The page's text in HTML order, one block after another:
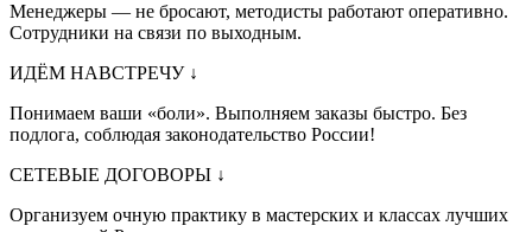
Менеджеры — не бросают, методисты работают оперативно.
Сотрудники на связи по выходным.
ИДЁМ НАВСТРЕЧУ ↓
Понимаем ваши «боли». Выполняем заказы быстро. Без
подлога, соблюдая законодательство России!
СЕТЕВЫЕ ДОГОВОРЫ ↓
Организуем очную практику в мастерских и классах лучших